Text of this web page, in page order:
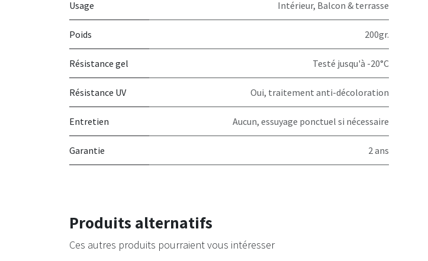
Usage Intérieur, Balcon & terrasse
Poids 200gr.
Résistance gel Testé jusqu'à -20°C
Résistance UV Oui, traitement anti-décoloration
Entretien Aucun, essuyage ponctuel si nécessaire
Garantie 2 ans
Produits alternatifs
Ces autres produits pourraient vous intéresser